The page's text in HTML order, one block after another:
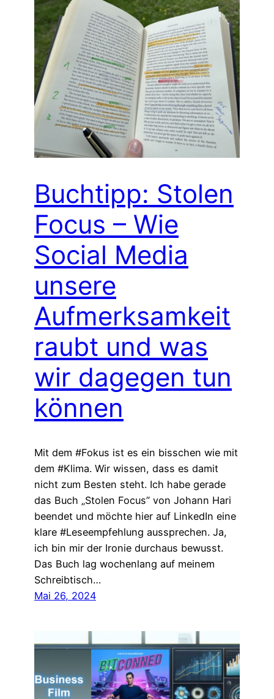
Buchtipp: Stolen
Focus – Wie
Social Media
unsere
Aufmerksamkeit
raubt und was
wir dagegen tun
können
Mit dem #Fokus ist es ein bisschen wie mit
dem #Klima. Wir wissen, dass es damit
nicht zum Besten steht. Ich habe gerade
das Buch „Stolen Focus” von Johann Hari
beendet und möchte hier auf LinkedIn eine
klare #Leseempfehlung aussprechen. Ja,
ich bin mir der Ironie durchaus bewusst.
Das Buch lag wochenlang auf meinem
Schreibtisch…
Mai 26, 2024